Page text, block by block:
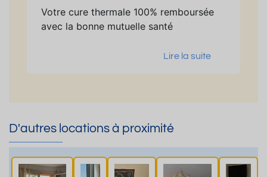
Votre cure thermale 100% remboursée
avec la bonne mutuelle santé
Lire la suite
D'autres locations à proximité